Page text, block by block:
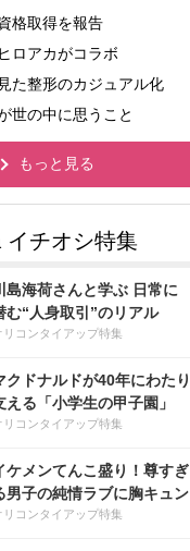
格取得を報告
ロアカがコラボ
た整形のカジュアル化
世の中に思うこと
もっと見る
島海荷さんと学ぶ 日常に
む“人身取引”のリアル
リコンタイアップ特集
クドナルドが40年にわたり
える「小学生の甲子園」
リコンタイアップ特集
ケメンてんこ盛り！尊すぎ
男子の純情ラブに胸キュン
リコンタイアップ特集